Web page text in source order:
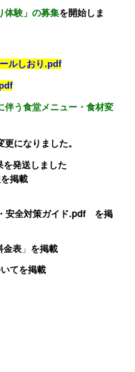
体験」の募集を開始しま
ルしおり.pdf
伴う食堂メニュー・食材変
更になりました。
発送しました
を掲載
安全対策ガイド.pdfを掲
金表 」 を掲載
てを掲載